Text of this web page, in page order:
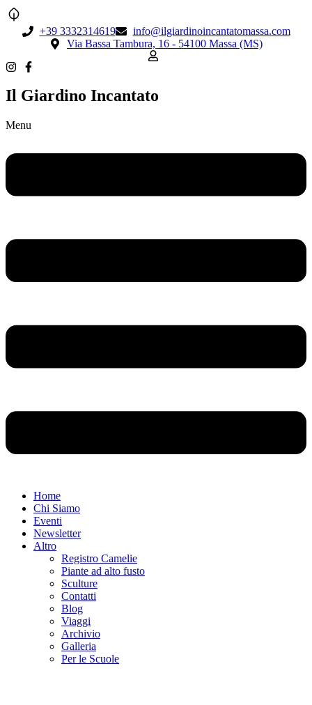
+39 3332314619
info@ilgiardinoincantatomassa.com
Via Bassa Tambura, 16 - 54100 Massa (MS)
Il Giardino Incantato
Menu
Home
Chi Siamo
Eventi
Newsletter
Altro
Registro Camelie
Piante ad alto fusto
Sculture
Contatti
Blog
Viaggi
Archivio
Galleria
Per le Scuole